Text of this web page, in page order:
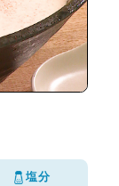
塩分